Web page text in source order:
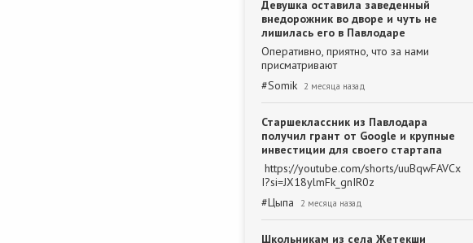
Девушка оставила заведенный
внедорожник во дворе и чуть не
лишилась его в Павлодаре
Оперативно, приятно, что за нами
присматривают
#Somik 2 месяца назад
Старшеклассник из Павлодара
получил грант от Google и крупные
инвестиции для своего стартапа
https://youtube.com/shorts/uuBqwFAVCx
I?si=JX18ylmFk_gnIR0z
#Цыпа 2 месяца назад
Школьникам из села Жетекши